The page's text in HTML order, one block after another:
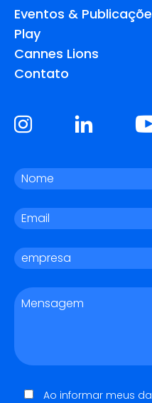
Eventos &
Play
Cannes Lions
Contato
Ao informar meus